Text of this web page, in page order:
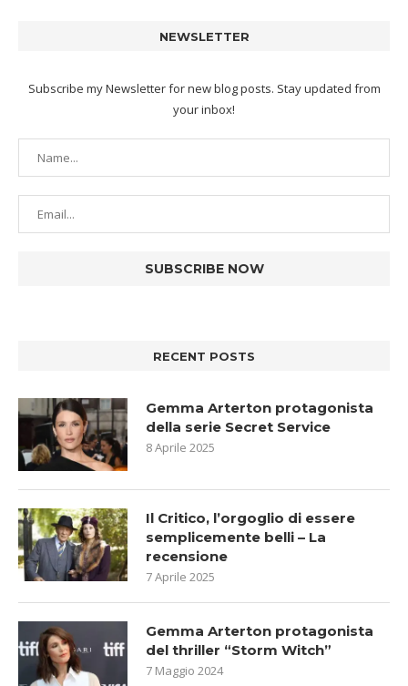
NEWSLETTER
Subscribe my Newsletter for new blog posts. Stay updated from
your inbox!
RECENT POSTS
Gemma Arterton protagonista
della serie Secret Service
8 Aprile 2025
Il Critico, l’orgoglio di essere
semplicemente belli – La
recensione
7 Aprile 2025
Gemma Arterton protagonista
del thriller “Storm Witch”
7 Maggio 2024